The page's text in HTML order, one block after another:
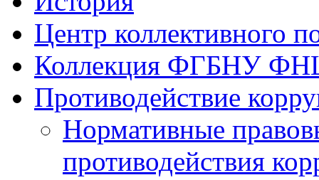
Центр коллективного
Коллекция ФГБНУ
Противодействие
Нормативные
противодействия